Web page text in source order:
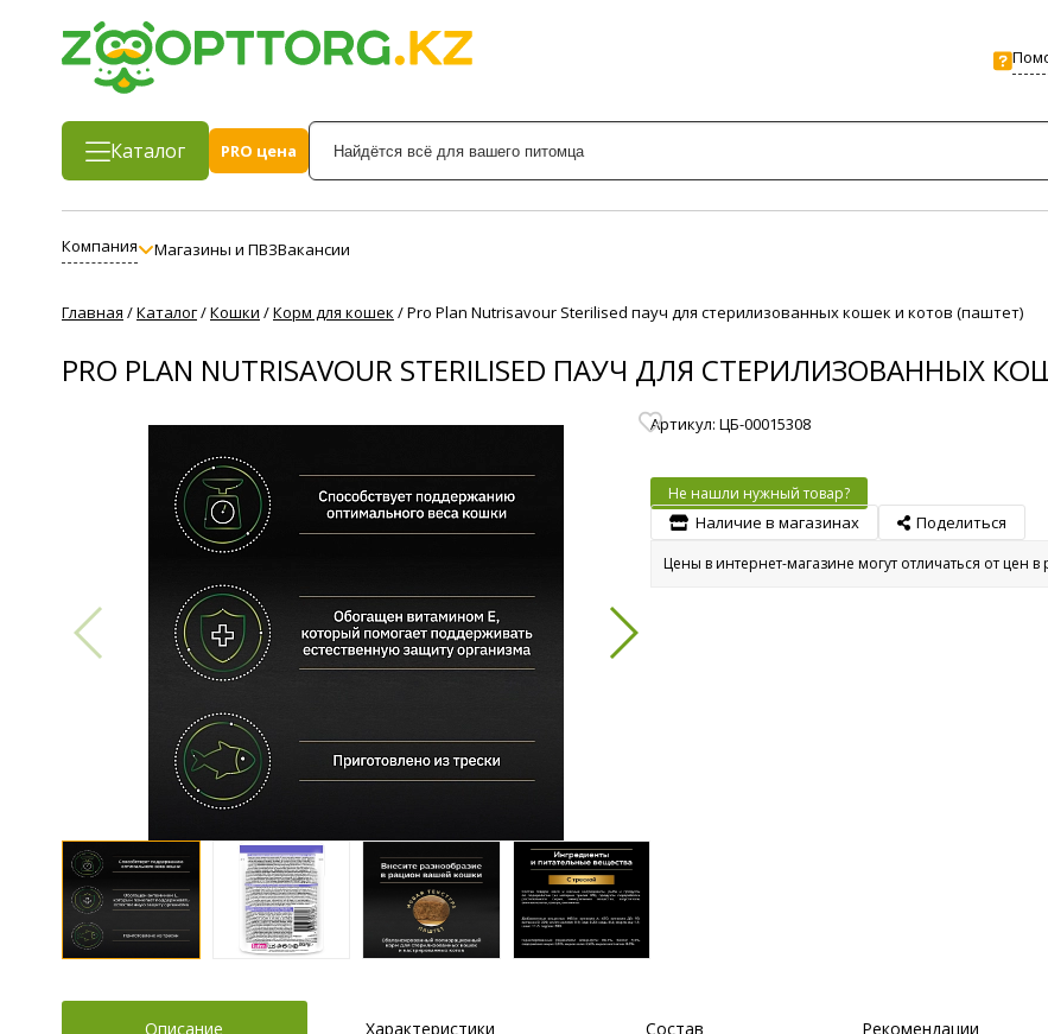
Каталог
PRO цена
Компания Магазины и ПВЗВакансии
Главная /Каталог/Кошки /Корм для кошек /Pro Plan Nutrisavour Sterilised пауч для стерилизованных кошек и котов (паштет)
PRO PLAN NUTRISAVOUR STERILISED ПАУЧ ДЛЯ СТЕРИЛИЗОВАННЫХ
Артикул: ЦБ-00015308
Не нашли нужный товар?
Наличие в магазинах Поделиться
Цены в интернет-магазине могут отличаться от цен
Описание Характеристики Состав Рекомендации